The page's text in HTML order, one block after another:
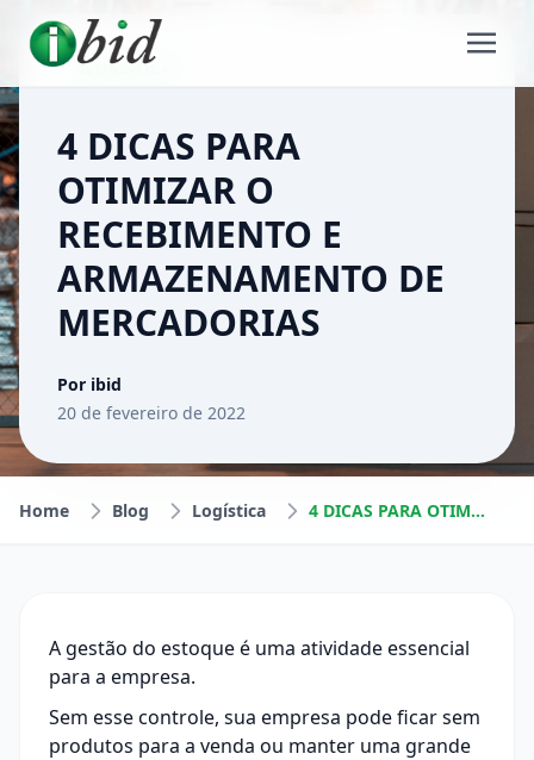
LOGÍSTICA
4 DICAS PARA
OTIMIZAR O
RECEBIMENTO E
ARMAZENAMENTO DE
MERCADORIAS
Por ibid
20 de fevereiro de 2022
Home Blog Logística 4 DICAS PARA OTIMIZAR O RECEBIMENTO E ARMAZENAMENTO DE MERCADORIAS
A gestão do estoque é uma atividade essencial
para a empresa.
Sem esse controle, sua empresa pode ficar sem
produtos para a venda ou manter uma grande